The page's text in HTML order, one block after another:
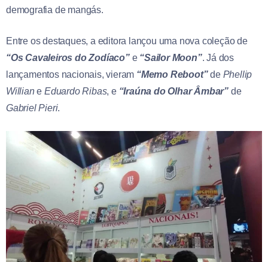
demografia de mangás.
Entre os destaques, a editora lançou uma nova coleção de
“Os Cavaleiros do Zodíaco”e “Sailor Moon”. Já dos
lançamentos nacionais, vieram “Memo Reboot”de Phellip
WillianeEduardo Ribas, e “Iraúna do Olhar Âmbar” de
Gabriel Pieri.